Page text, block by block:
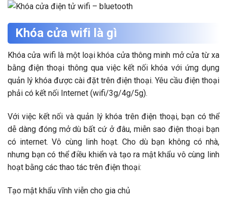
Khóa cửa wifi là gì
Khóa cửa wifi là một loại khóa cửa thông minh mở cửa từ xa
bằng điện thoại thông qua việc kết nối khóa với ứng dụng
quản lý khóa được cài đặt trên điện thoại. Yêu cầu điện thoại
phải có kết nối Internet (wifi/3g/4g/5g).
Với việc kết nối và quản lý khóa trên điện thoại, bạn có thể
dễ dàng đóng mở dù bất cứ ở đâu, miễn sao điện thoại bạn
có internet. Vô cùng linh hoạt. Cho dù bạn không có nhà,
nhưng bạn có thể điều khiển và tạo ra mật khẩu vô cùng linh
hoạt bằng các thao tác trên điện thoại:
Tạo mật khẩu vĩnh viễn cho gia chủ